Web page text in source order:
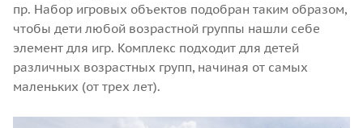
пр. Набор игровых объектов подобран таким образом,
чтобы дети любой возрастной группы нашли себе
элемент для игр. Комплекс подходит для детей
различных возрастных групп, начиная от самых
маленьких (от трех лет).